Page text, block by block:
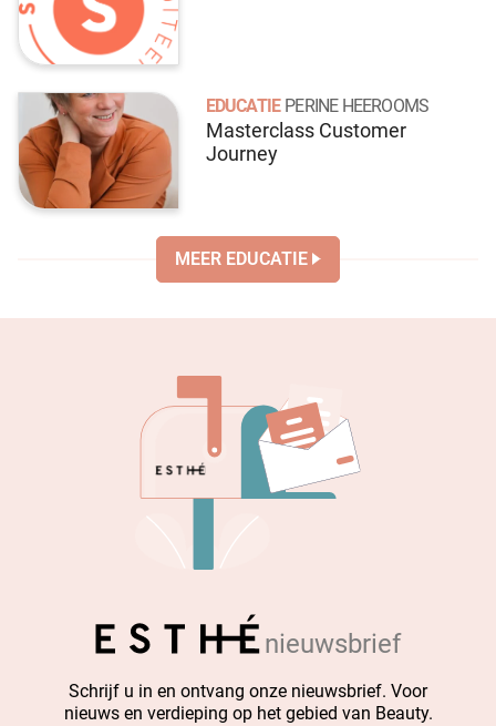
EDUCATIE PERINE HEEROOMS
Masterclass Customer
Journey
MEER EDUCATIE
nieuwsbrief
Schrijf u in en ontvang onze nieuwsbrief. Voor
nieuws en verdieping op het gebied van Beauty.